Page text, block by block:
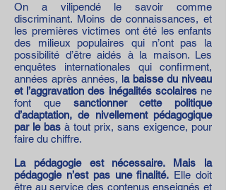
On a vilipendé le savoir comme
discriminant. Moins de connaissances, et
les premières victimes ont été les enfants
des milieux populaires qui n’ont pas la
possibilité d’être aidés à la maison. Les
enquêtes internationales qui confirment,
années après années, la baisse du niveau
et l’aggravation des inégalités scolairesne
font que sanctionner cette politique
d’adaptation, de nivellement pédagogique
par le bas à tout prix, sans exigence, pour
faire du chiffre.
La pédagogie est nécessaire. Mais la
pédagogie n’est pas une finalité. Elle doit
être au service des contenus enseignés et